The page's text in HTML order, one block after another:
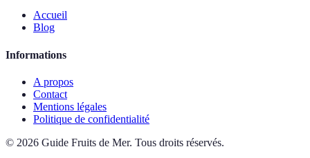
Accueil
Blog
Informations
A propos
Contact
Mentions légales
Politique de confidentialité
© 2026 Guide Fruits de Mer. Tous droits réservés.